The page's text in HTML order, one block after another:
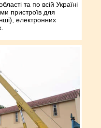
та по всій Україні
пристроїв для
електронних